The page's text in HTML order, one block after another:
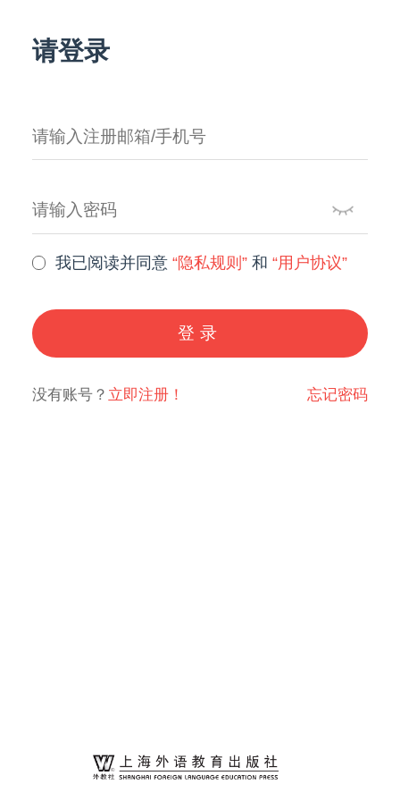
请登录
我已阅读并同意“隐私规则” 和“用户协议”
登录
没有账号？ 立即注册！ 忘记密码